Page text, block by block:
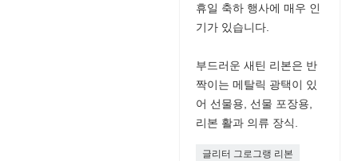
휴일 축하 행사에 매우 인
기가 있습니다.
부드러운 새틴 리본은 반
짝이는 메탈릭 광택이 있
어 선물용, 선물 포장용,
리본 활과 의류 장식.
글리터 그로그랭 리본